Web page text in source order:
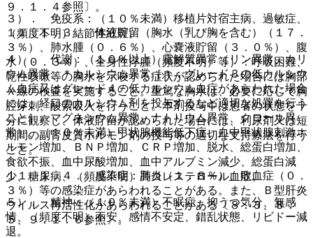
３）． 免疫系：（１０％未満）移植片対宿主病、過敏症、
（頻度不明）結節性紅斑。
４）． 代謝：（１０％以上）電解質異常（リン異常、カリ
ウム異常、＊カルシウム異常［＊：グレード３の低カルシウ
ム血症又はグレード４の低カルシウム血症があらわれた場合
には、経口のカルシウム剤を投与するなど適切な処置を行う
こと］、マグネシウム異常、ナトリウム異常、クロール異
常）、（１０％未満）甲状腺機能低下症、血中甲状腺刺激ホ
ルモン増加、ＢＮＰ増加、ＣＲＰ増加、脱水、総蛋白増加、
食欲不振、血中尿酸増加、血中アルブミン減少、総蛋白減
少、糖尿病、（頻度不明）高コレステロール血症。
５）． 精神：（１０％未満）不眠症、抑うつ気分、無感
情、（頻度不明）不安、感情不安定、錯乱状態、リビドー減
退。
９．１．４参照〕。
１１．１．３． 体液貯留（胸水（乳び胸を含む）（１７．
３％）、肺水腫（０．６％）、心嚢液貯留（３．０％）、腹
水（０．３％）、全身性浮腫（頻度不明）等）：呼吸困難、
乾性咳嗽等の胸水を示唆する症状が認められた場合には胸部
Ｘ線の検査を実施すること。重篤な胸水は、必要に応じて胸
腔穿刺、酸素吸入を行うこと。本剤投与中は患者の状態を十
分に観察し、体液貯留が認められた場合には、利尿剤又は短
期間の副腎皮質ホルモン剤の投与等の適切な支持療法を行う
こと。
１１．１．４． 感染症：肺炎（１．８％）、敗血症（０．
３％）等の感染症があらわれることがある。また、Ｂ型肝炎
ウイルス再活性化があらわれることがある〔８．３、８．
５、９．１．６参照〕。